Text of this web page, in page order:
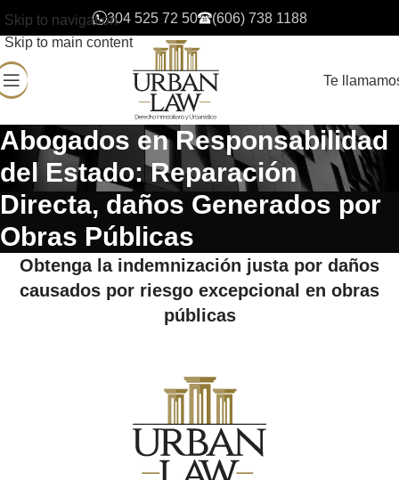
Skip to navigation
Skip to main content
304 525 72 50 (606) 738 1188
Te
Abogados en Responsabilidad
del Estado: Reparación
Directa, daños Generados por
Obras Públicas
Obtenga la indemnización justa por daños
causados por riesgo excepcional en obras
públicas